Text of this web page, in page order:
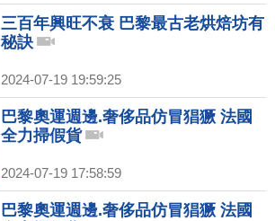
三百年興旺不衰 巴黎最古老烘焙坊有
秘訣
2024-07-19 19:59:25
巴黎奧運週邊.奢侈品仿冒猖獗 法國
全力掃假貨
2024-07-19 17:58:59
巴黎奧運週邊.奢侈品仿冒猖獗 法國